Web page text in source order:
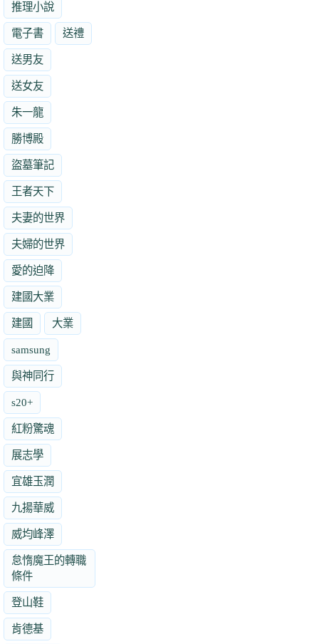
推理小說
電子書 送禮
送男友
送女友
朱一龍
勝博殿
盜墓筆記
王者天下
夫妻的世界
夫婦的世界
愛的迫降
建國大業
建國 大業
samsung
與神同行
s20+
紅粉驚魂
展志學
宜雄玉潤
九揚華威
威均峰澤
怠惰魔王的轉職
條件
登山鞋
肯德基